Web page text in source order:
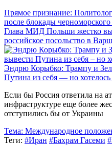
Прямое признание:
после блокады
Глава МИД Польши жестко
российское посольство в
Эндрю Корыбко: Трампу и
Путина из себя — но
Если бы Россия ответила на
инфраструктуре еще более
отступились бы от Украины
Тема: Международное
Теги: #Иран #Бахрам Гасеми